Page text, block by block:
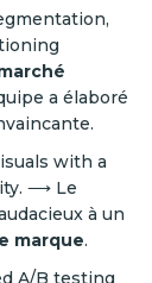
a élaboré
with a
⟶ Le
à un
marque.
A/B testing